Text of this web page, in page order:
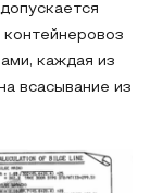
каждая из
всасывание из